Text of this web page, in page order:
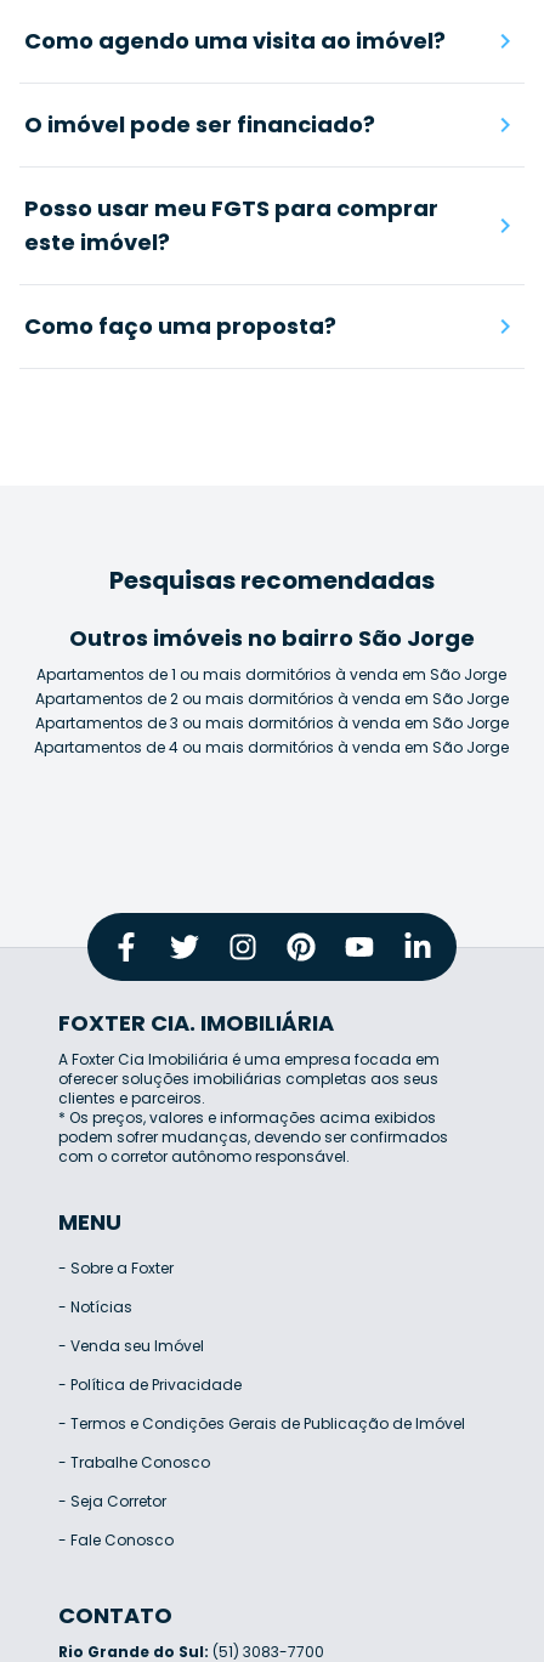
Como agendo uma visita ao imóvel?
O imóvel pode ser financiado?
Posso usar meu FGTS para comprar
este imóvel?
Como faço uma proposta?
Pesquisas recomendadas
Outros imóveis no bairro São Jorge
Apartamentos de 1 ou mais dormitórios à venda em São Jorge
Apartamentos de 2 ou mais dormitórios à venda em São Jorge
Apartamentos de 3 ou mais dormitórios à venda em São Jorge
Apartamentos de 4 ou mais dormitórios à venda em São Jorge
FOXTER CIA. IMOBILIÁRIA
A Foxter Cia Imobiliária é uma empresa focada em
oferecer soluções imobiliárias completas aos seus
clientes e parceiros.
* Os preços, valores e informações acima exibidos
podem sofrer mudanças, devendo ser confirmados
com o corretor autônomo responsável.
MENU
- Sobre a Foxter
- Notícias
- Venda seu Imóvel
- Política de Privacidade
- Termos e Condições Gerais de Publicação de Imóvel
- Trabalhe Conosco
- Seja Corretor
- Fale Conosco
CONTATO
Rio Grande do Sul: (51) 3083-7700